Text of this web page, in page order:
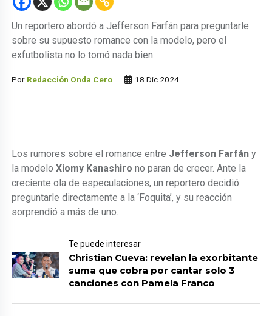
Un reportero abordó a Jefferson Farfán para preguntarle
sobre su supuesto romance con la modelo, pero el
exfutbolista no lo tomó nada bien.
Por Redacción Onda Cero 18 Dic 2024
Los rumores sobre el romance entre Jefferson Farfán y
la modeloXiomy Kanashiro no paran de crecer. Ante la
creciente ola de especulaciones, un reportero decidió
preguntarle directamente a la ‘Foquita’, y su reacción
sorprendió a más de uno.
Te puede interesar
Christian Cueva: revelan la exorbitante
suma que cobra por cantar solo 3
canciones con Pamela Franco